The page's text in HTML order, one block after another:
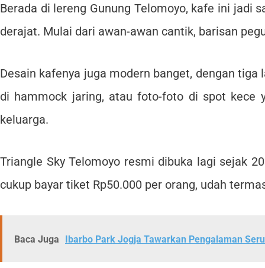
Berada di lereng Gunung Telomoyo, kafe ini
derajat. Mulai dari awan-awan cantik, barisan
Desain kafenya juga modern banget, dengan
di hammock jaring, atau foto-foto di spot kece
keluarga.
Triangle Sky Telomoyo resmi dibuka lagi sejak
cukup bayar tiket Rp50.000 per orang, udah
Baca Juga Ibarbo Park Jogja Tawarkan Pengalaman